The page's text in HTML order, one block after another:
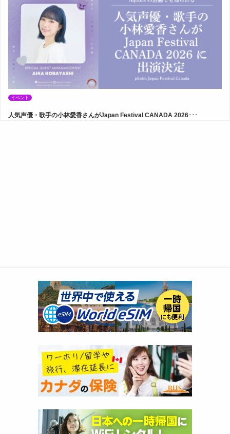
イベント
人気声優・歌手の小林愛香さんがJapan Festival CANADA 2026･･･